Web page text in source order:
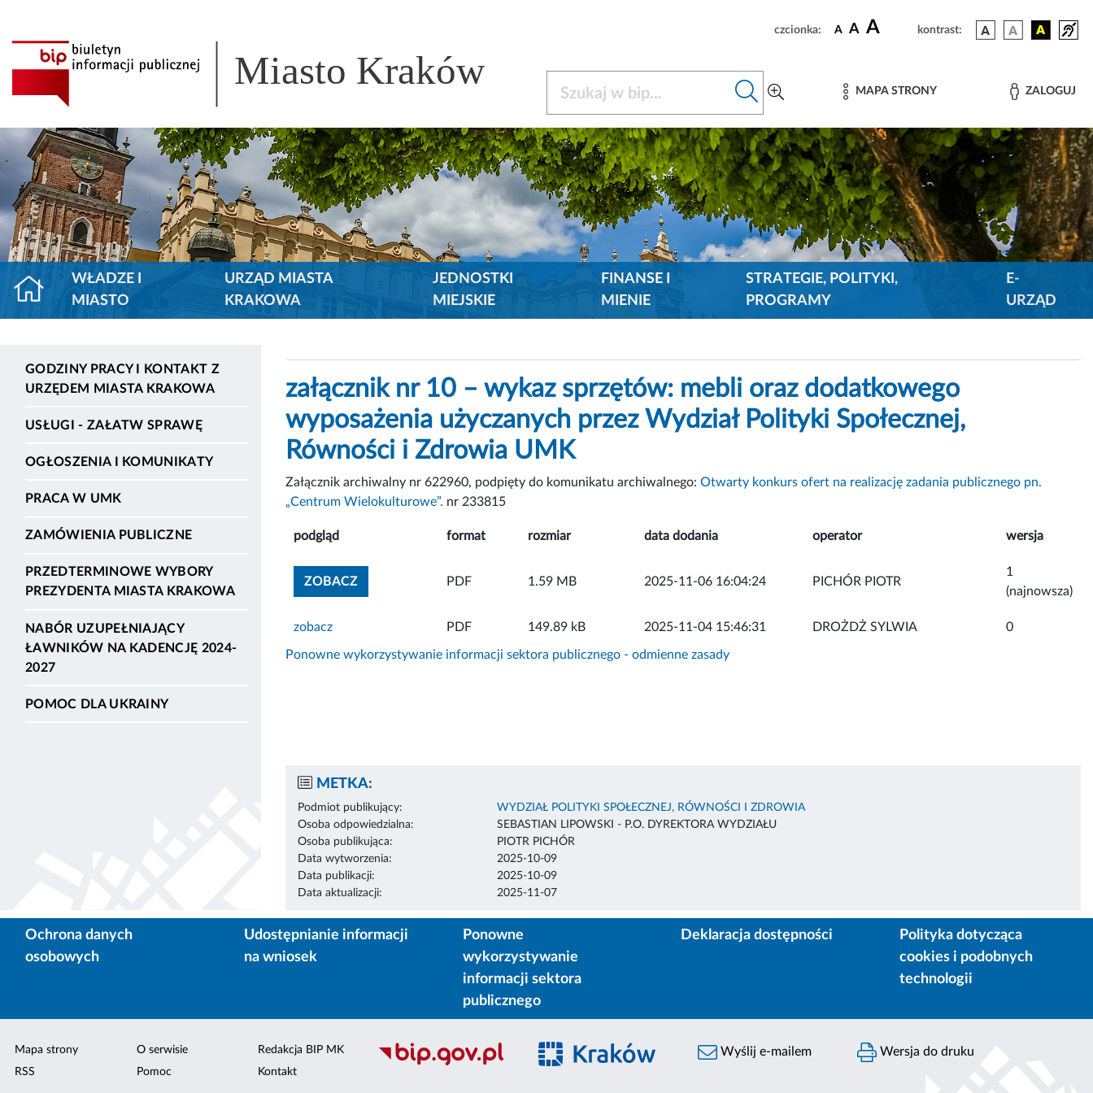
czcionka: A A A kontrast:
Miasto Kraków MAPA STRONY ZALOGUJ
WŁADZE I
MIASTO
URZĄD MIASTA
KRAKOWA
JEDNOSTKI
MIEJSKIE
FINANSE I
MIENIE
STRATEGIE, POLITYKI,
PROGRAMY
E-
URZĄD
GODZINY PRACY I KONTAKT Z
URZĘDEM MIASTA KRAKOWA
USŁUGI - ZAŁATW SPRAWĘ
OGŁOSZENIA I KOMUNIKATY
PRACA W UMK
ZAMÓWIENIA PUBLICZNE
PRZEDTERMINOWE WYBORY
PREZYDENTA MIASTA KRAKOWA
NABÓR UZUPEŁNIAJĄCY
ŁAWNIKÓW NA KADENCJĘ 2024-
2027
POMOC DLA UKRAINY
załącznik nr 10 – wykaz sprzętów: mebli oraz dodatkowego
wyposażenia użyczanych przez Wydział Polityki Społecznej,
Równości i Zdrowia UMK
Załącznik archiwalny nr 622960, podpięty do komunikatu archiwalnego: Otwarty konkurs ofert na realizację zadania publicznego pn.
„Centrum Wielokulturowe”. nr 233815
podgląd format rozmiar data dodania operator wersja
ZOBACZZOBACZ ZAŁĄCZNIK
PDF 1.59 MB 2025-11-06 16:04:24 PICHÓR PIOTR
1
(najnowsza)
zobacz PDF 149.89 kB 2025-11-04 15:46:31 DROŻDŻ SYLWIA 0
Ponowne wykorzystywanie informacji sektora publicznego - odmienne zasady
METKA:
Podmiot publikujący:
WYDZIAŁ POLITYKI SPOŁECZNEJ, RÓWNOŚCI I ZDROWIA
Osoba odpowiedzialna:
SEBASTIAN LIPOWSKI - P.O. DYREKTORA WYDZIAŁU
Osoba publikująca:
PIOTR PICHÓR
Data wytworzenia:
2025-10-09
Data publikacji:
2025-10-09
Data aktualizacji:
2025-11-07
Ochrona danych
osobowych
Udostępnianie informacji
na wniosek
Ponowne
wykorzystywanie
informacji sektora
publicznego
Deklaracja dostępności
Polityka dotycząca
cookies i podobnych
technologii
Mapa strony
RSS
O serwisie
Pomoc
Redakcja BIP MK
Kontakt
Wyślij e-mailem Wersja do druku